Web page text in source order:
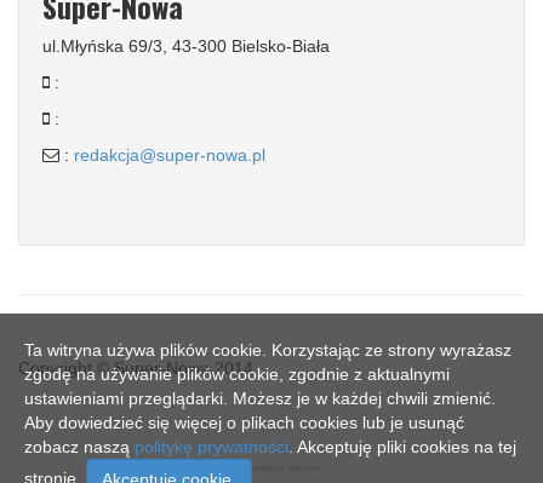
ul.Młyńska 69/3, 43-300 Bielsko-Biała
:
:
: redakcja@super-nowa.pl
Copyright © Super-Nowa 2014
Ta witryna używa plików cookie. Korzystając ze strony wyrażasz
zgodę na używanie plików cookie, zgodnie z aktualnymi
ustawieniami przeglądarki. Możesz je w każdej chwili zmienić.
Aby dowiedzieć się więcej o plikach cookies lub je usunąć
zobacz naszą politykę prywatności . Akceptuję pliki cookies na tej
stronie.